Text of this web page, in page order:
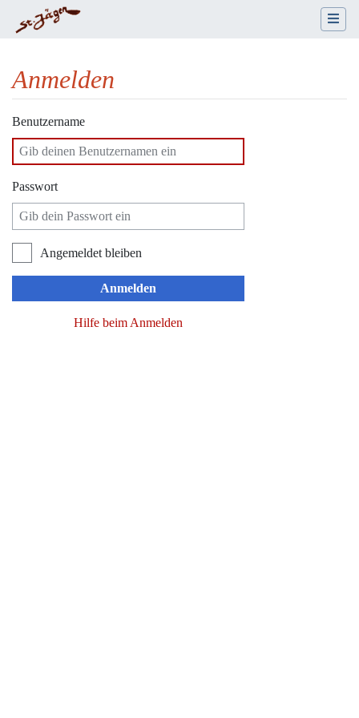
Anmelden
Wechseln zu:Navigation
Benutzername
Passwort
Angemeldet bleiben
Anmelden
Hilfe beim Anmelden